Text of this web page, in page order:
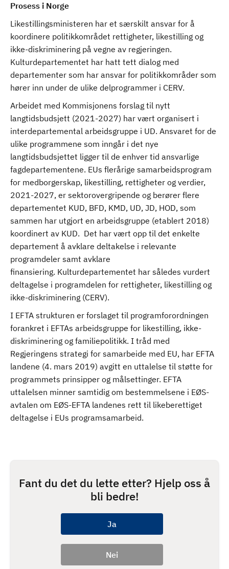
Prosess i Norge
Likestillingsministeren har et særskilt ansvar for å
koordinere politikkområdet rettigheter, likestilling og
ikke-diskriminering på vegne av regjeringen.
Kulturdepartementet har hatt tett dialog med
departementer som har ansvar for politikkområder som
hører inn under de ulike delprogrammer i CERV.
Arbeidet med Kommisjonens forslag til nytt
langtidsbudsjett (2021-2027) har vært organisert i
interdepartemental arbeidsgruppe i UD. Ansvaret for de
ulike programmene som inngår i det nye
langtidsbudsjettet ligger til de enhver tid ansvarlige
fagdepartementene. EUs flerårige samarbeidsprogram
for medborgerskap, likestilling, rettigheter og verdier,
2021-2027, er sektorovergripende og berører flere
departementet KUD, BFD, KMD, UD, JD, HOD, som
sammen har utgjort en arbeidsgruppe (etablert 2018)
koordinert av KUD. Det har vært opp til det enkelte
departement å avklare deltakelse i relevante
programdeler samt avklare
finansiering. Kulturdepartementet har således vurdert
deltagelse i programdelen for rettigheter, likestilling og
ikke-diskriminering (CERV).
I EFTA strukturen er forslaget til programforordningen
forankret i EFTAs arbeidsgruppe for likestilling, ikke-
diskriminering og familiepolitikk. I tråd med
Regjeringens strategi for samarbeide med EU, har EFTA
landene (4. mars 2019) avgitt en uttalelse til støtte for
programmets prinsipper og målsettinger. EFTA
uttalelsen minner samtidig om bestemmelsene i EØS-
avtalen om EØS-EFTA landenes rett til likeberettiget
deltagelse i EUs programsamarbeid.
Fant du det du lette etter? Hjelp oss å
bli bedre!